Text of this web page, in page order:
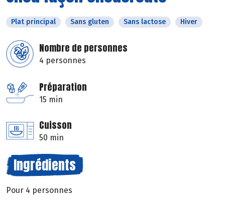
Plat principal Sans gluten Sans lactose Hiver
Nombre de personnes
4 personnes
Préparation
15 min
Cuisson
50 min
Ingrédients
Pour 4 personnes